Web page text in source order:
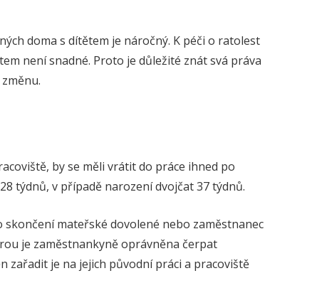
doma s dítětem je náročný. K péči o ratolest
není snadné. Proto je důležité znát svá práva
by se měli vrátit do práce ihned po
týdnů, v případě narození dvojčat 37 týdnů.
mateřské dovolené nebo zaměstnanec
je zaměstnankyně oprávněna čerpat
zařadit je na jejich původní práci a pracoviště